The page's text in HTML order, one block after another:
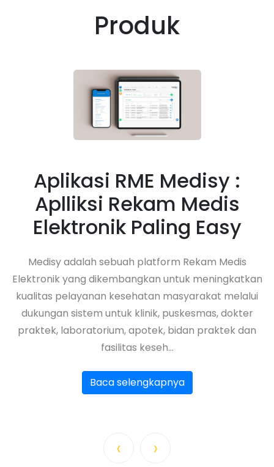
Produk
Aplikasi RME Medisy :
Aplliksi Rekam Medis
Elektronik Paling Easy
Medisy adalah sebuah platform Rekam Medis
Elektronik yang dikembangkan untuk meningkatkan
kualitas pelayanan kesehatan masyarakat melalui
dukungan sistem untuk klinik, puskesmas, dokter
praktek, laboratorium, apotek, bidan praktek dan
fasilitas keseh...
Baca selengkapnya
‹ ›